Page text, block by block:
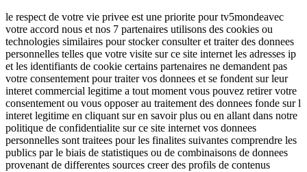
le respect de votre vie privee est une priorite pour tv5mondeavec
votre accord nous et nos 7 partenaires utilisons des cookies ou
technologies similaires pour stocker consulter et traiter des donnees
personnelles telles que votre visite sur ce site internet les adresses ip
et les identifiants de cookie certains partenaires ne demandent pas
votre consentement pour traiter vos donnees et se fondent sur leur
interet commercial legitime a tout moment vous pouvez retirer votre
consentement ou vous opposer au traitement des donnees fonde sur l
interet legitime en cliquant sur en savoir plus ou en allant dans notre
politique de confidentialite sur ce site internet vos donnees
personnelles sont traitees pour les finalites suivantes comprendre les
publics par le biais de statistiques ou de combinaisons de donnees
provenant de differentes sources creer des profils de contenus